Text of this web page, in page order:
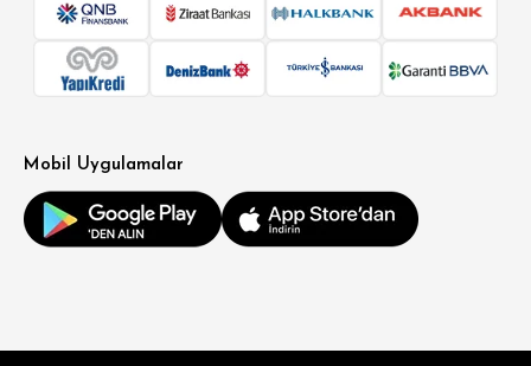
Mobil Uygulamalar